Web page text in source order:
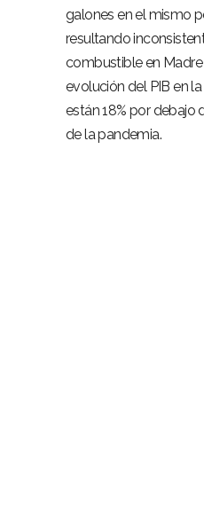
galones en el mismo
resultando
combustible en
evolución del PIB en
están 18% por debajo
de la pandemia.